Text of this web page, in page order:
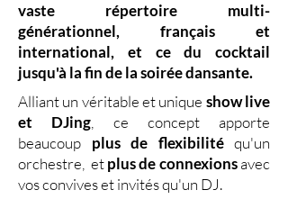
vaste répertoire multi-
générationnel,
français et
international, et ce du cocktail
jusqu'à la fin de la soirée dansante.
Alliant un véritable et unique show live
et DJing
ce concept apporte
beaucoup plus de flexibilitéqu'un
orchestre, etplus de connexionsavec
vos convives et invités qu'un DJ.